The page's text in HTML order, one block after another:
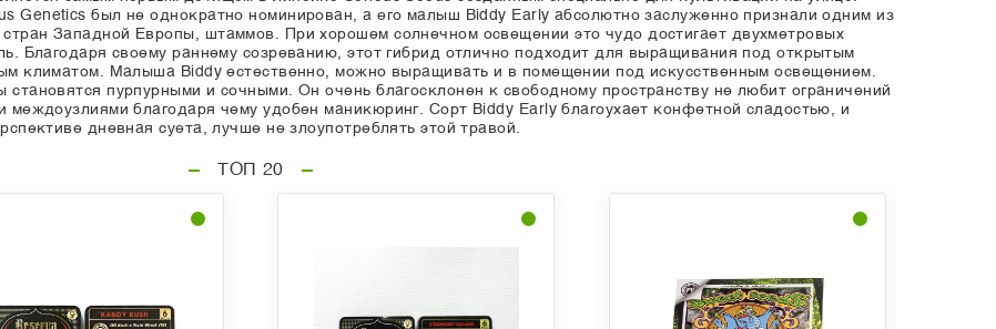
Genetics был не однократно номинирован, а его малыш Biddy Early абсолютно заслуженно признали одним из
Западной Европы, штаммов. При хорошем солнечном освещении это чудо достигает двухметровых
Благодаря своему раннему созреванию, этот гибрид отлично подходит для выращивания под открытым
климатом. Малыша Biddy естественно, можно выращивать и в помещении под искусственным освещением.
становятся пурпурными и сочными. Он очень благосклонен к свободному пространству не любит ограничений
междоузлиями благодаря чему удобен маникюринг. Сорт Biddy Early благоухает конфетной сладостью, и
дневная суета, лучше не злоупотреблять этой травой.
ТОП 20